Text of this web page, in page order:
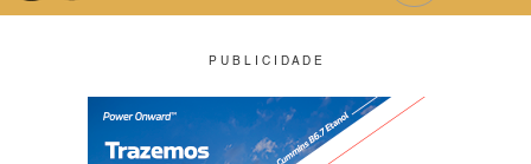
P U B L I C I D A D E